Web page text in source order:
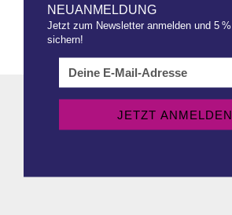
NEUANMELDUNG
Jetzt zum Newsletter anmelden und 5
sichern!